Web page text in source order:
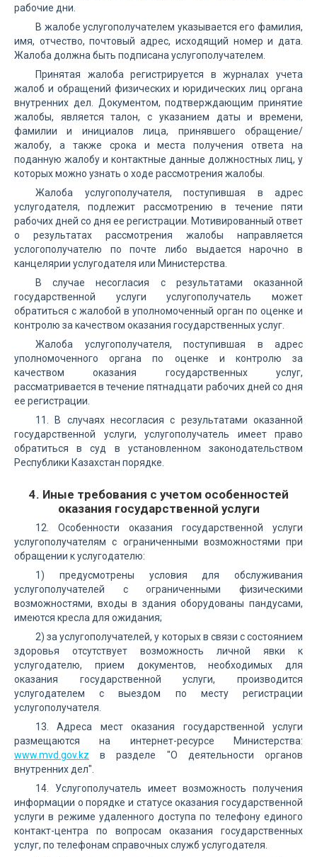
рабочие дни.
В жалобе услугополучателем указывается его фамилия,
имя, отчество, почтовый адрес, исходящий номер и дата.
Жалоба должна быть подписана услугополучателем.
Принятая жалоба регистрируется в журналах учета
жалоб и обращений физических и юридических лиц органа
внутренних дел. Документом, подтверждающим принятие
жалобы, является талон, с указанием даты и времени,
фамилии и инициалов лица, принявшего обращение/
жалобу, а также срока и места получения ответа на
поданную жалобу и контактные данные должностных лиц, у
которых можно узнать о ходе рассмотрения жалобы.
Жалоба услугополучателя, поступившая в адрес
услугодателя, подлежит рассмотрению в течение пяти
рабочих дней со дня ее регистрации. Мотивированный ответ
о результатах рассмотрения жалобы направляется
услогополучателю по почте либо выдается нарочно в
канцелярии услугодателя или Министерства.
В случае несогласия с результатами оказанной
государственной услуги услугополучатель может
обратиться с жалобой в уполномоченный орган по оценке и
контролю за качеством оказания государственных услуг.
Жалоба услугополучателя, поступившая в адрес
уполномоченного органа по оценке и контролю за
качеством оказания государственных услуг,
рассматривается в течение пятнадцати рабочих дней со дня
ее регистрации.
11. В случаях несогласия с результатами оказанной
государственной услуги, услугополучатель имеет право
обратиться в суд в установленном законодательством
Республики Казахстан порядке.
4. Иные требования с учетом особенностей
оказания государственной услуги
12. Особенности оказания государственной услуги
услугополучателям с ограниченными возможностями при
обращении к услугодателю:
1) предусмотрены условия для обслуживания
услугополучателей с ограниченными физическими
возможностями, входы в здания оборудованы пандусами,
имеются кресла для ожидания;
2) за услугополучателей, у которых в связи с состоянием
здоровья отсутствует возможность личной явки к
услугодателю, прием документов, необходимых для
оказания государственной услуги, производится
услугодателем с выездом по месту регистрации
услугополучателя.
13. Адреса мест оказания государственной услуги
размещаются на интернет-ресурсе Министерства:
www.mvd.gov.kz в разделе "О деятельности органов
внутренних дел".
14. Услугополучатель имеет возможность получения
информации о порядке и статусе оказания государственной
услуги в режиме удаленного доступа по телефону единого
контакт-центра по вопросам оказания государственных
услуг, по телефонам справочных служб услугодателя.